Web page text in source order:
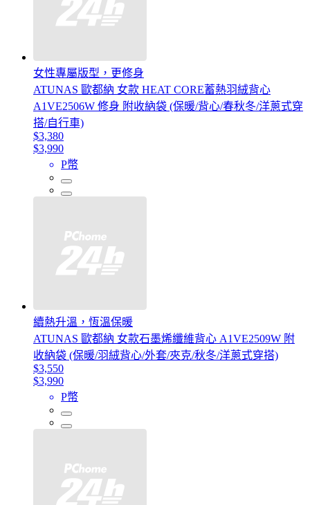
女性專屬版型，更修身
ATUNAS 歐都納 女款 HEAT CORE蓄熱羽絨背心
A1VE2506W 修身 附收納袋 (保暖/背心/春秋冬/洋蔥式穿
搭/自行車)
$3,380
$3,990
P幣
續熱升溫，恆溫保暖
ATUNAS 歐都納 女款石墨烯纖維背心 A1VE2509W 附
收納袋 (保暖/羽絨背心/外套/夾克/秋冬/洋蔥式穿搭)
$3,550
$3,990
P幣